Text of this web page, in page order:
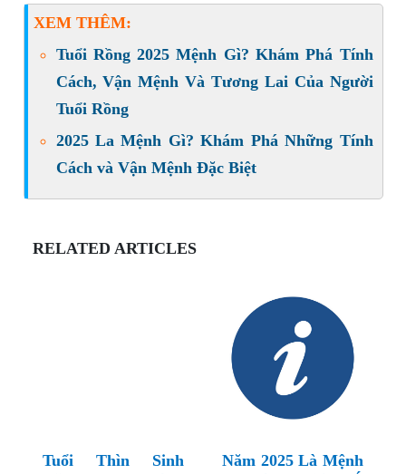
XEM THÊM:
Tuổi Rồng 2025 Mệnh Gì? Khám Phá Tính
Cách, Vận Mệnh Và Tương Lai Của Người
Tuổi Rồng
2025 La Mệnh Gì? Khám Phá Những Tính
Cách và Vận Mệnh Đặc Biệt
RELATED ARTICLES
Tuổi Thìn Sinh
Năm 2025 Là Mệnh